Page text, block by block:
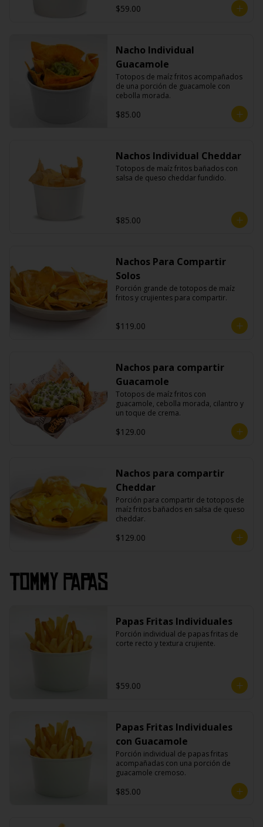
$59.00
Nacho Individual
Guacamole
Totopos de maíz fritos acompañados
de una porción de guacamole con
cebolla morada.
$85.00
Nachos Individual Cheddar
Totopos de maíz fritos bañados con
salsa de queso cheddar fundido.
$85.00
Nachos Para Compartir
Solos
Porción grande de totopos de maíz
fritos y crujientes para compartir.
$119.00
Nachos para compartir
Guacamole
Totopos de maíz fritos con
guacamole, cebolla morada, cilantro y
un toque de crema.
$129.00
Nachos para compartir
Cheddar
Porción para compartir de totopos de
maíz fritos bañados en salsa de queso
cheddar.
$129.00
Tommy Papas
Papas Fritas Individuales
Porción individual de papas fritas de
corte recto y textura crujiente.
$59.00
Papas Fritas Individuales
con Guacamole
Porción individual de papas fritas
acompañadas con una porción de
guacamole cremoso.
$85.00